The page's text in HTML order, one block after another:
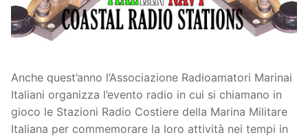
Anche quest’anno l’Associazione Radioamatori Marinai
Italiani organizza l’evento radio in cui si chiamano in
gioco le Stazioni Radio Costiere della Marina Militare
Italiana per commemorare la loro attività nei tempi in